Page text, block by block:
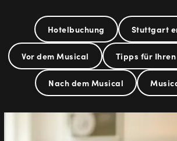
Hotelbuchung Stuttgart
Vor dem Musical Tipps für
Nach dem Musical